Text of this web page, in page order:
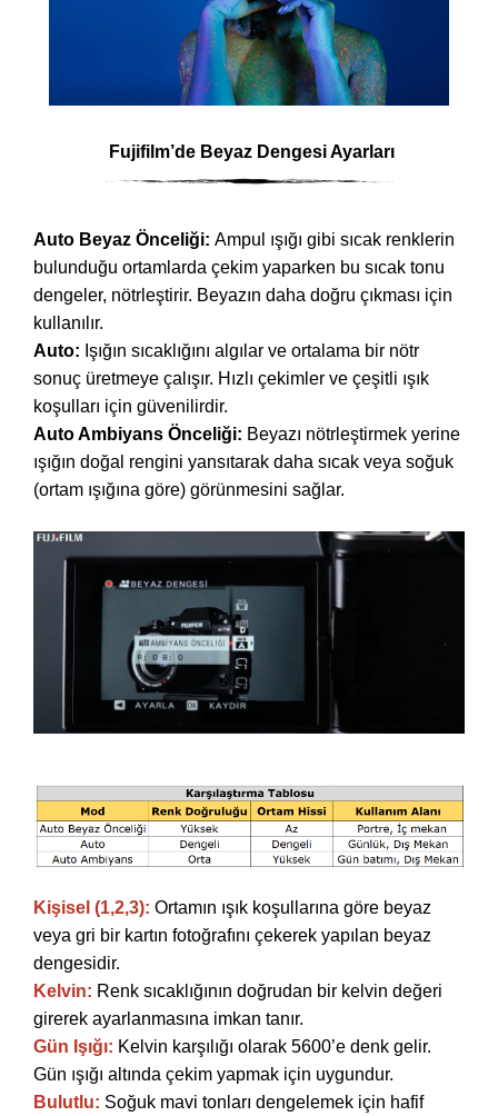
Fujifilm’de Beyaz Dengesi Ayarları
Auto Beyaz Önceliği: Ampul ışığı gibi sıcak renklerin
bulunduğu ortamlarda çekim yaparken bu sıcak tonu
dengeler, nötrleştirir. Beyazın daha doğru çıkması için
kullanılır.
Auto: Işığın sıcaklığını algılar ve ortalama bir nötr
sonuç üretmeye çalışır. Hızlı çekimler ve çeşitli ışık
koşulları için güvenilirdir.
Auto Ambiyans Önceliği: Beyazı nötrleştirmek yerine
ışığın doğal rengini yansıtarak daha sıcak veya soğuk
(ortam ışığına göre) görünmesini sağlar.
Kişisel (1,2,3): Ortamın ışık koşullarına göre beyaz
veya gri bir kartın fotoğrafını çekerek yapılan beyaz
dengesidir.
Kelvin: Renk sıcaklığının doğrudan bir kelvin değeri
girerek ayarlanmasına imkan tanır.
Gün Işığı: Kelvin karşılığı olarak 5600’e denk gelir.
Gün ışığı altında çekim yapmak için uygundur.
Bulutlu: Soğuk mavi tonları dengelemek için hafif